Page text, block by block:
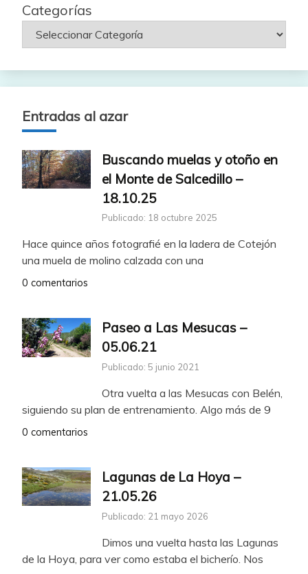
Categorías
Entradas al azar
Buscando muelas y otoño en
el Monte de Salcedillo –
18.10.25
Publicado: 18 octubre 2025
Hace quince años fotografié en la ladera de Cotejón
una muela de molino calzada con una
0 comentarios
Paseo a Las Mesucas –
05.06.21
Publicado: 5 junio 2021
Otra vuelta a las Mesucas con Belén,
siguiendo su plan de entrenamiento. Algo más de 9
0 comentarios
Lagunas de La Hoya –
21.05.26
Publicado: 21 mayo 2026
Dimos una vuelta hasta las Lagunas
de la Hoya, para ver como estaba el bicherío. Nos